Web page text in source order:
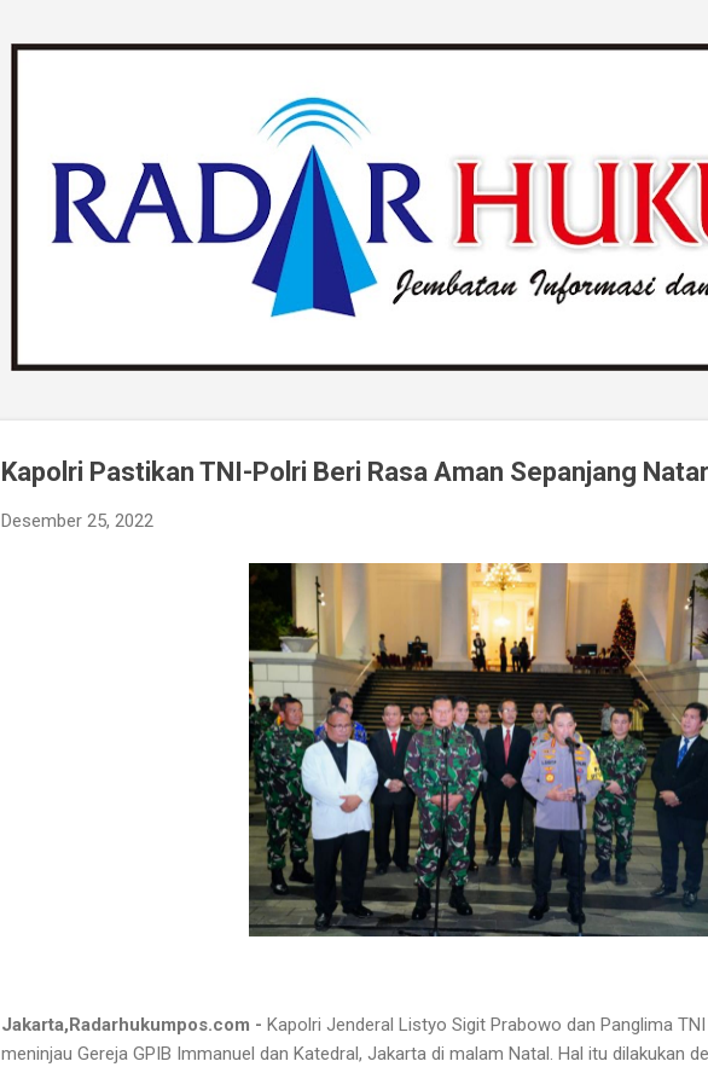
Kapolri Pastikan TNI-Polri Beri Rasa Aman Sepanjang
Desember 25, 2022
Jakarta,Radarhukumpos.com - Kapolri Jenderal Listyo Sigit Prabowo dan Panglima
meninjau Gereja GPIB Immanuel dan Katedral, Jakarta di malam Natal. Hal itu dilakukan